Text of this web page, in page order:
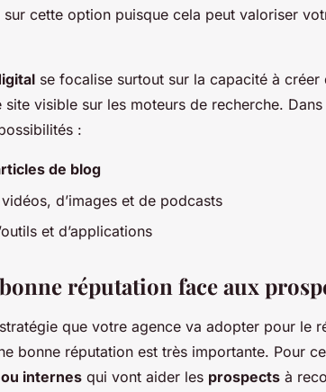
sur cette option puisque cela peut valoriser
se focalise surtout sur la capacité à
visible sur les moteurs de recherche.
:
de blog
d’images et de podcasts
et d’applications
réputation face aux
que votre agence va adopter pour le
bonne réputation est très importante. Pour
internes qui vont aider les prospects à